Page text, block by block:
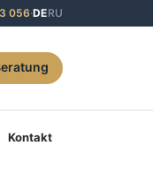
056·DERU
Kontakt